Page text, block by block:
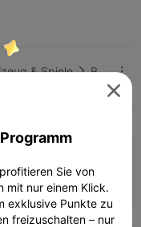
& Spiele  Brettspiele & Kartenspiele 
 368.75g

Sie von
mit nur einem Klick.
exklusive Punkte zu
freizuschalten – nur